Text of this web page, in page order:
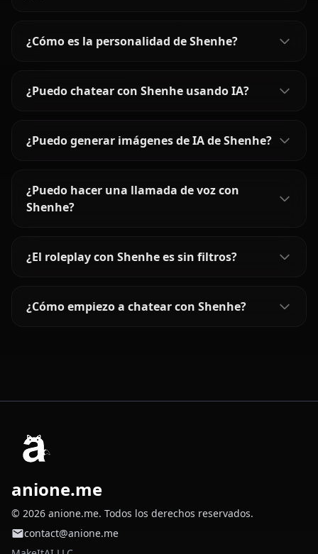
¿Cómo es la personalidad de Shenhe?
¿Puedo chatear con Shenhe usando IA?
¿Puedo generar imágenes de IA de Shenhe?
¿Puedo hacer una llamada de voz con
Shenhe?
¿El roleplay con Shenhe es sin filtros?
¿Cómo empiezo a chatear con Shenhe?
anione.me
© 2026 anione.me. Todos los derechos reservados.
contact@anione.me